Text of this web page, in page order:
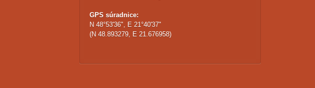
GPS súradnice:
N 48°53'36", E 21°40'37"
(N 48.893279, E 21.676958)